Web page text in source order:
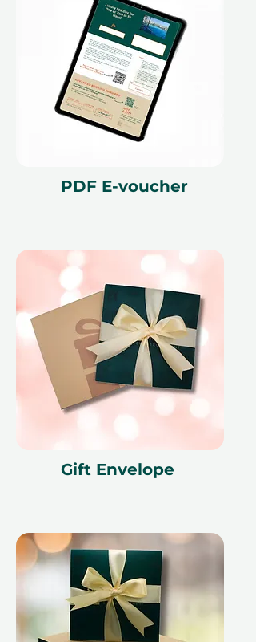
полной гибкостью с.Период
действия 12 месяцев. Если они
предпочитают другое
впечатление, они могут свободно
обменять его на что-то другое на
Ithara.ae.
человека или личное
моменты спокойствия.
Мелкий шрифт 📜
Этот подарочный сертификат
месяцев и имеет уникальный код
идентификации, может быть
утери и не подлежит возврату.
Подарочный сертификат должен
быть указан при использовании и
может быть использован только
на Ithara.ae. Требуется
предварительное бронирование,
PDF E-voucher
Gift Envelope